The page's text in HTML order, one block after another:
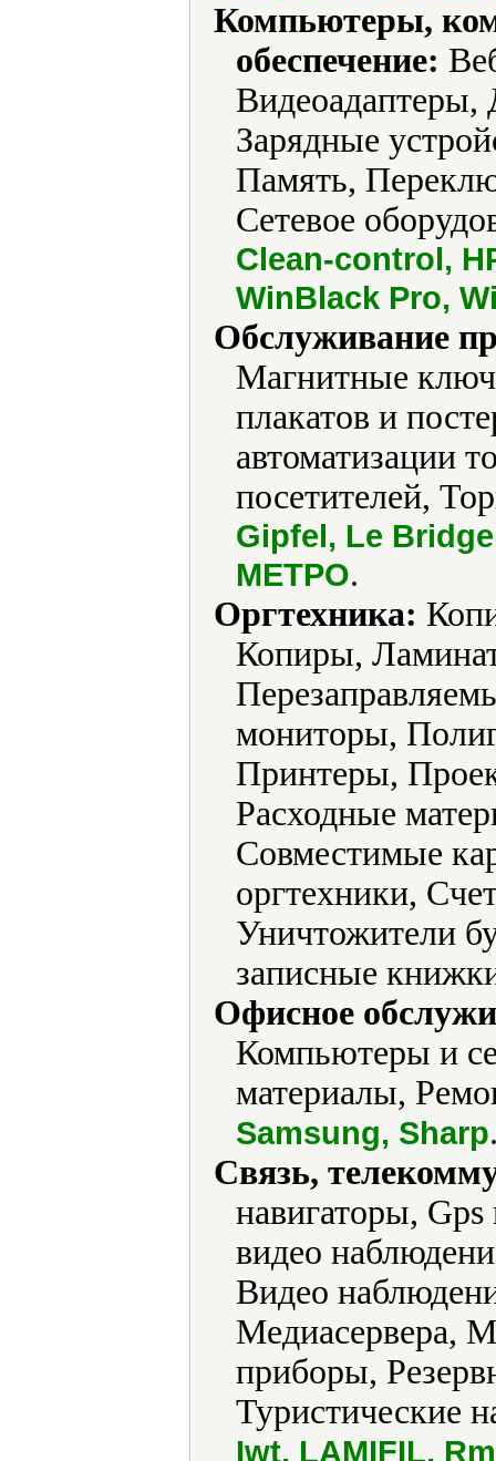
Компьютеры,
обеспечение:
Видеоадаптеры,
Зарядные
Память,
Сетевое
Clean-control,
WinBlack Pro,
Обслуживание
Магнитные
плакатов и
автоматизации
посетителей,
Gipfel, Le
МЕТРО.
Оргтехника:
Копиры,
мониторы,
Принтеры,
Расходные
Совместимые
оргтехники,
Уничтожители
записные
Офисное
Компьютеры и
материалы,
Samsung, Sharp
Связь,
навигаторы,
видео
Видео
Медиасервера,
приборы,
Туристические
Iwt, LAMIFIL,